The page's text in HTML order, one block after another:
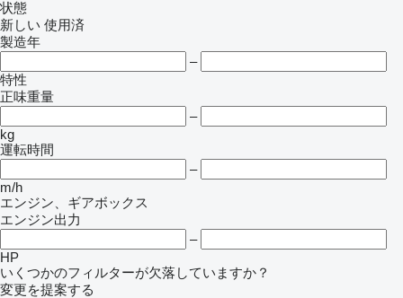
状態
新しい 使用済
製造年
–
特性
正味重量
–
kg
運転時間
–
m/h
エンジン、ギアボックス
エンジン出力
–
HP
いくつかのフィルターが欠落していますか？
変更を提案する